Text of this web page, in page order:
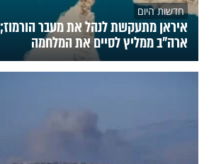
חדשות היום
איראן מתעקשת לנהל את מעבר
ארה"ב ממליץ לסיים את המלחמה